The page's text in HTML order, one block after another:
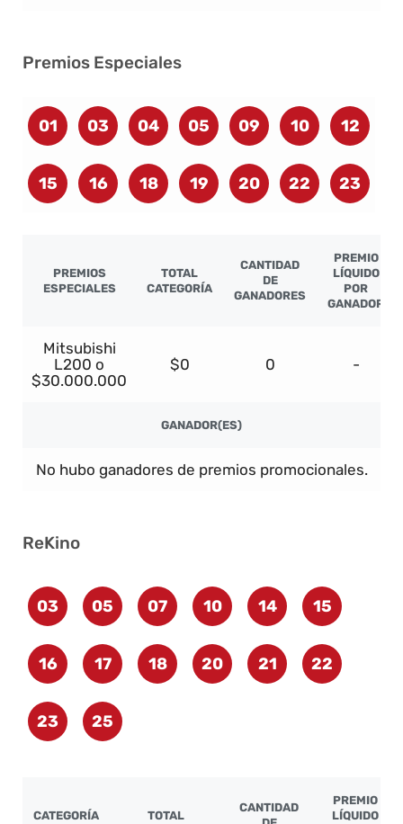
Premios Especiales
01 03 04 05 09 10 12
15 16 18 19 20 22 23
PREMIOS
ESPECIALES
TOTAL
CATEGORÍA
CANTIDAD
DE
GANADORES
PREMIO
LÍQUIDO
POR
GANADOR
Mitsubishi
L200 o
$30.000.000
$0 0 -
GANADOR(ES)
No hubo ganadores de premios promocionales.
ReKino
03 05 07 10 14 15
16 17 18 20 21 22
23 25
CATEGORÍA TOTAL
CANTIDAD
PREMIO
LÍQUIDO